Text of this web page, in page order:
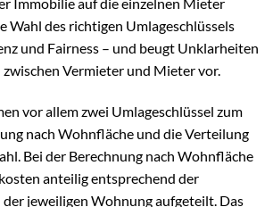
Immobilie auf die einzelnen Mieter
Wahl des richtigen Umlageschlüssels
und Fairness – und beugt Unklarheiten
Vermieter und Mieter vor.
vor allem zwei Umlageschlüssel zum
nach Wohnfläche und die Verteilung
Bei der Berechnung nach Wohnfläche
anteilig entsprechend der
jeweiligen Wohnung aufgeteilt. Das